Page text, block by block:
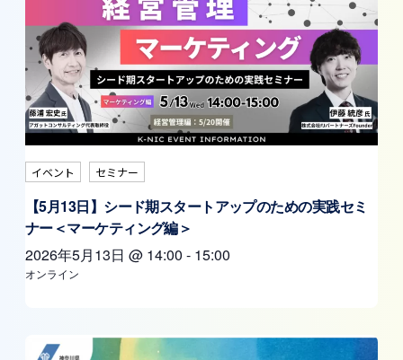
イベント セミナー
【5月13日】シード期スタートアップのための実践セミ
ナー＜マーケティング編＞
2026年5月13日 @ 14:00 - 15:00
オンライン